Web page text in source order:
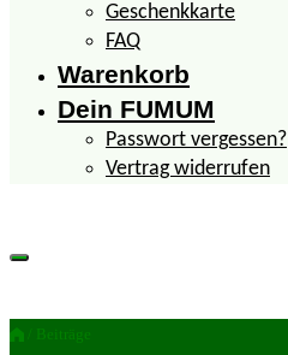
Geschenkkarte
FAQ
Warenkorb
Dein FUMUM
Passwort vergessen?
Vertrag widerrufen
/ Beiträge